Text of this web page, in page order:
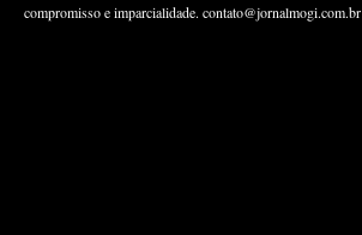
compromisso e imparcialidade. contato@jornalmogi.com.br